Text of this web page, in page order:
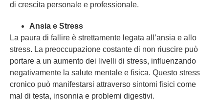
di crescita personale e professionale.
Ansia e Stress
La paura di fallire è strettamente legata all’ansia e allo
stress. La preoccupazione costante di non riuscire può
portare a un aumento dei livelli di stress, influenzando
negativamente la salute mentale e fisica. Questo stress
cronico può manifestarsi attraverso sintomi fisici come
mal di testa, insonnia e problemi digestivi.